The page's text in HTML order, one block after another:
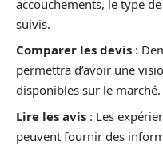
accouchements, le type
suivis.
Comparer les devis :
permettra d’avoir une
disponibles sur le marché.
Lire les avis : Les
peuvent fournir des